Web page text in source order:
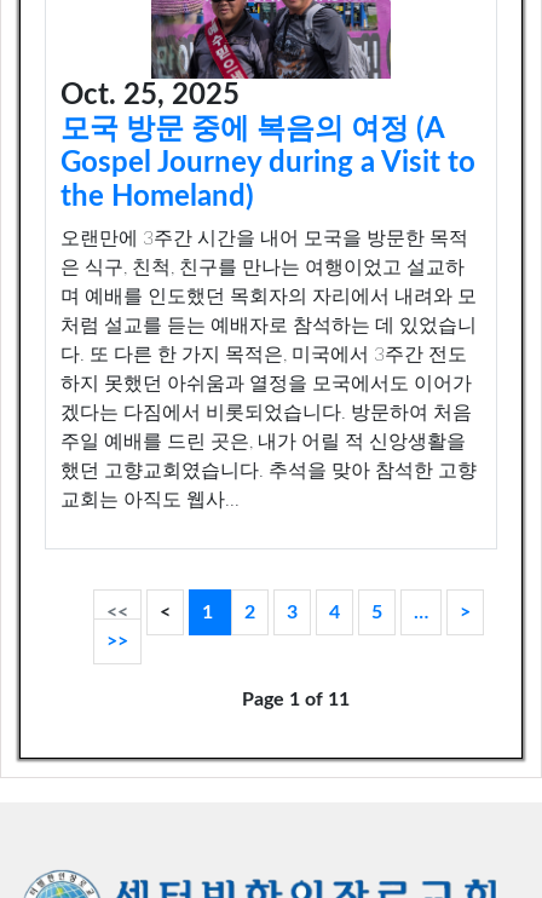
Oct. 25, 2025
모국 방문 중에 복음의 여정 (A
Gospel Journey during a Visit to
the Homeland)
오랜만에 3주간 시간을 내어 모국을 방문한 목적
은 식구, 친척, 친구를 만나는 여행이었고 설교하
며 예배를 인도했던 목회자의 자리에서 내려와 모
처럼 설교를 듣는 예배자로 참석하는 데 있었습니
다. 또 다른 한 가지 목적은, 미국에서 3주간 전도
하지 못했던 아쉬움과 열정을 모국에서도 이어가
겠다는 다짐에서 비롯되었습니다. 방문하여 처음
주일 예배를 드린 곳은, 내가 어릴 적 신앙생활을
했던 고향교회였습니다. 추석을 맞아 참석한 고향
교회는 아직도 웹사...
<< < 1 (current)
2 3 4 5 …
>
>>
Page 1 of 11